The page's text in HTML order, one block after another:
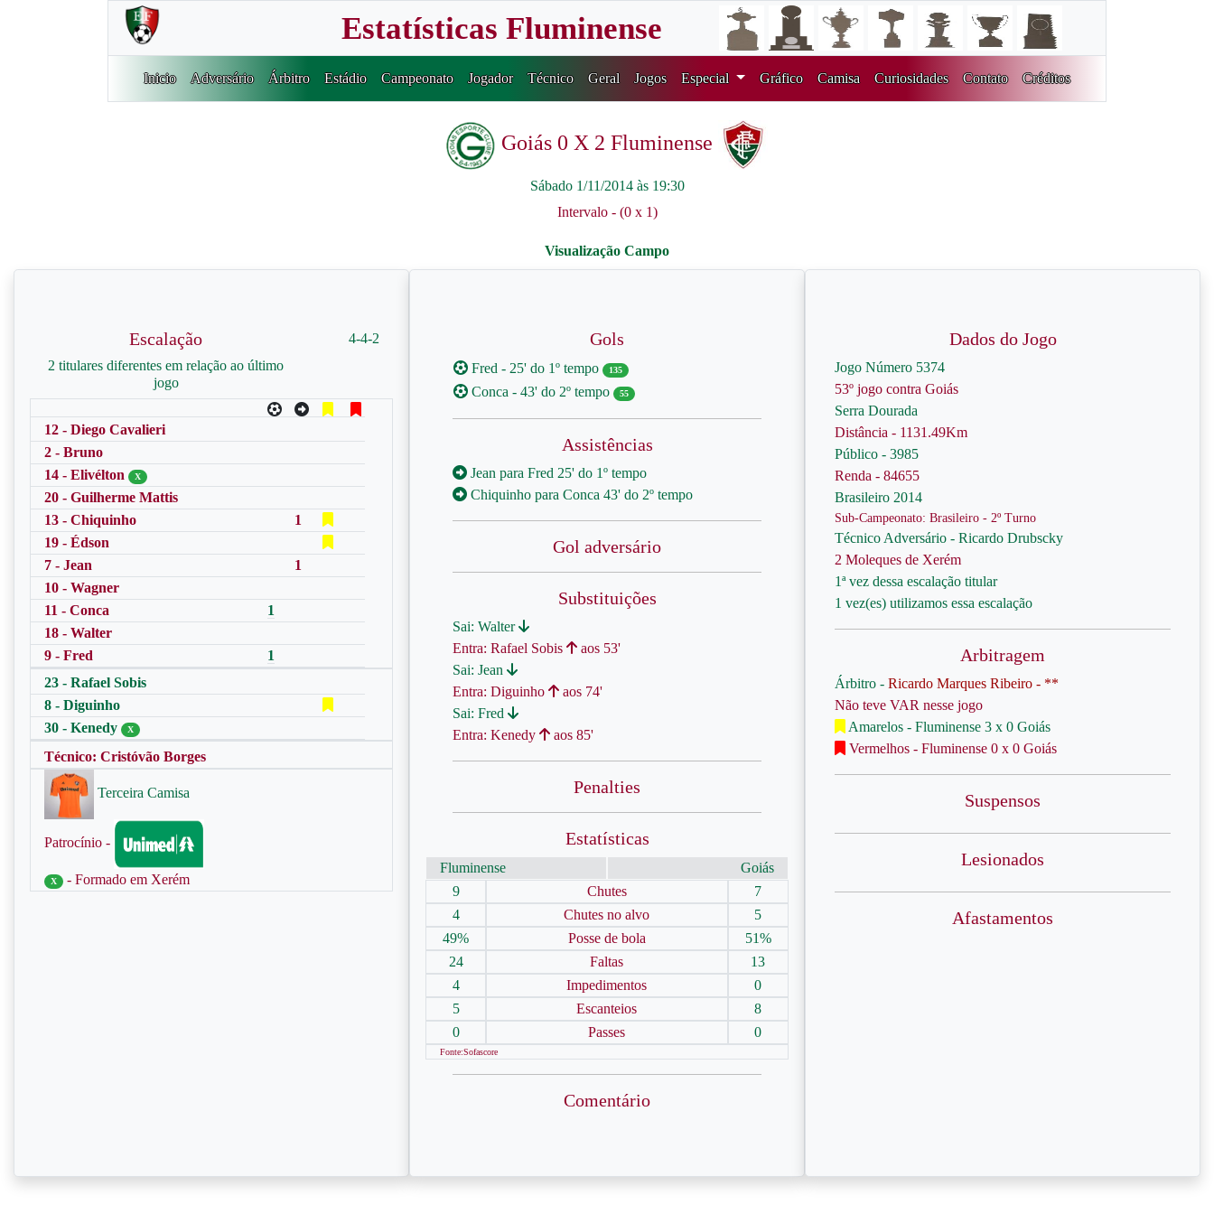
Estatísticas Fluminense
Inicio Adversário Árbitro Estádio Campeonato Jogador Técnico Geral Jogos Especial Gráfico Camisa Curiosidades Contato Créditos
Goiás 0 X 2 Fluminense
Sábado 1/11/2014 às 19:30
Intervalo - (0 x 1)
Escalação
2 titulares diferentes em relação ao último
jogo
4-4-2
12 - Diego Cavalieri
2 - Bruno
14 - Elivélton
X
20 - Guilherme Mattis
13 - Chiquinho
1
19 - Édson
7 - Jean
1
10 - Wagner
11 - Conca
1
18 - Walter
9 - Fred
1
23 - Rafael Sobis
8 - Diguinho
30 - Kenedy
X
Técnico: Cristóvão Borges
Terceira Camisa
Patrocínio -
X - Formado em Xerém
Gols
Fred - 25' do 1º tempo 135
Conca - 43' do 2º tempo 55
Assistências
Jean para Fred 25' do 1º tempo
Chiquinho para Conca 43' do 2º tempo
Gol adversário
Substituições
Sai: Walter
Entra: Rafael Sobis
aos 53'
Sai: Jean
Entra: Diguinho
aos 74'
Sai: Fred
Entra: Kenedy
aos 85'
Penalties
Estatísticas
Fluminense
Goiás
9
Chutes
7
4
Chutes no alvo
5
49%
Posse de bola
51%
24
Faltas
13
4
Impedimentos
0
5
Escanteios
8
0
Passes 0
Fonte:Sofascore
Comentário
Dados do Jogo
Jogo Número 5374
53º jogo contra Goiás
Serra Dourada
Distância - 1131.49Km
Público - 3985
Renda - 84655
Brasileiro 2014
Sub-Campeonato: Brasileiro - 2º Turno
Técnico Adversário - Ricardo Drubscky
2 Moleques de Xerém
1ª vez dessa escalação titular
1 vez(es) utilizamos essa escalação
Arbitragem
Árbitro - Ricardo Marques Ribeiro - **
Não teve VAR nesse jogo
Amarelos - Fluminense 3 x 0 Goiás
Vermelhos - Fluminense 0 x 0 Goiás
Suspensos
Lesionados
Afastamentos